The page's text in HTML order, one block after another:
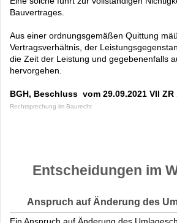
Bauvertrages.
Aus einer ordnungsgemäßen Quittung
Vertragsverhältnis, der
die Zeit der Leistung und gegebenenfalls
hervorgehen.
BGH, Beschluss vom 29.09.2021 VII ZR
Rechtsprechung im Baurecht
Entscheidungen im
Anspruch auf Änderung des